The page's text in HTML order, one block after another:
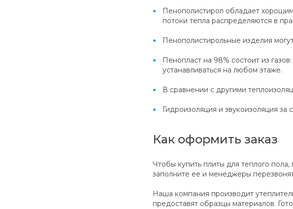
Пенополистирол обладает
потоки тепла распределяются в
Пенополистирольные изделия
Пенопласт на 98% состоит из
устанавливаться на любом этаже.
В сравнении с другими
Гидроизоляция и звукоизоляция за
Как оформить заказ
Чтобы купить плиты для теплого
заполните ее и менеджеры
Наша компания производит
предоставят образцы материалов.